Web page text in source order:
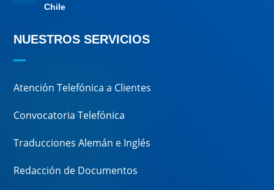
Chile
NUESTROS SERVICIOS
Atención Telefónica a Clientes
Convocatoria Telefónica
Traducciones Alemán e Inglés
Redacción de Documentos